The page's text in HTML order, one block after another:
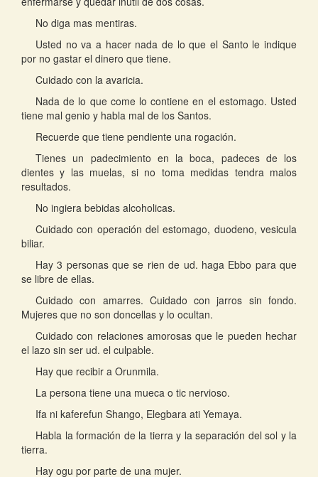
No diga mas mentiras.
Usted no va a hacer nada de lo que el Santo le indique
por no gastar el dinero que tiene.
Cuidado con la avaricia.
Nada de lo que come lo contiene en el estomago. Usted
tiene mal genio y habla mal de los Santos.
Recuerde que tiene pendiente una rogación.
Tienes un padecimiento en la boca, padeces de los
dientes y las muelas, si no toma medidas tendra malos
resultados.
No ingiera bebidas alcoholicas.
Cuidado con operación del estomago, duodeno, vesicula
biliar.
Hay 3 personas que se rien de ud. haga Ebbo para que
se libre de ellas.
Cuidado con amarres. Cuidado con jarros sin fondo.
Mujeres que no son doncellas y lo ocultan.
Cuidado con relaciones amorosas que le pueden hechar
el lazo sin ser ud. el culpable.
Hay que recibir a Orunmila.
La persona tiene una mueca o tic nervioso.
Ifa ni kaferefun Shango, Elegbara ati Yemaya.
Habla la formación de la tierra y la separación del sol y la
tierra.
Hay ogu por parte de una mujer.